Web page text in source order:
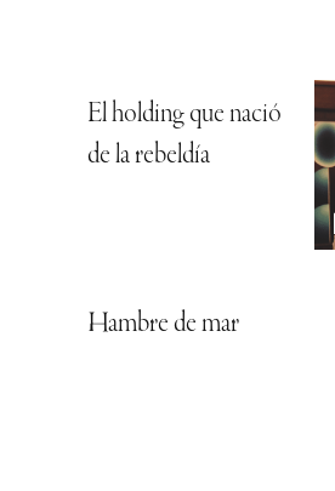
El holding que nació
de la rebeldía
Hambre de mar